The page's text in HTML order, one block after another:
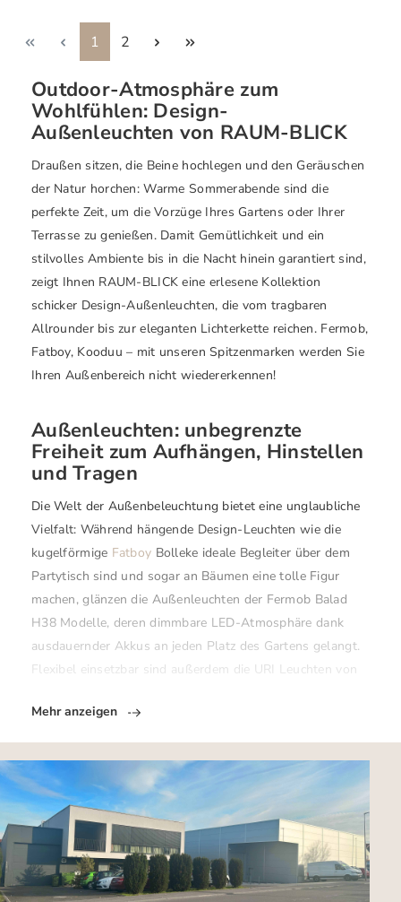
Seite
1 Seite
2
Outdoor-Atmosphäre zum
Wohlfühlen: Design-
Außenleuchten von RAUM-BLICK
Draußen sitzen, die Beine hochlegen und den Geräuschen
der Natur horchen: Warme Sommerabende sind die
perfekte Zeit, um die Vorzüge Ihres Gartens oder Ihrer
Terrasse zu genießen. Damit Gemütlichkeit und ein
stilvolles Ambiente bis in die Nacht hinein garantiert sind,
zeigt Ihnen RAUM-BLICK eine erlesene Kollektion
schicker Design-Außenleuchten, die vom tragbaren
Allrounder bis zur eleganten Lichterkette reichen. Fermob,
Fatboy, Kooduu – mit unseren Spitzenmarken werden Sie
Ihren Außenbereich nicht wiedererkennen!
Außenleuchten: unbegrenzte
Freiheit zum Aufhängen, Hinstellen
und Tragen
Die Welt der Außenbeleuchtung bietet eine unglaubliche
Vielfalt: Während hängende Design-Leuchten wie die
kugelförmige Fatboy Bolleke ideale Begleiter über dem
Partytisch sind und sogar an Bäumen eine tolle Figur
machen, glänzen die Außenleuchten der Fermob Balad
H38 Modelle, deren dimmbare LED-Atmosphäre dank
ausdauernder Akkus an jeden Platz des Gartens gelangt.
Flexibel einsetzbar sind außerdem die URI Leuchten von
Mehr anzeigen